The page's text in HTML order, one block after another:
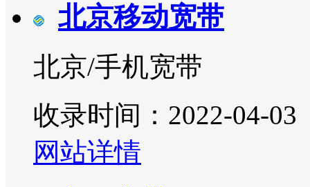
北京移动宽带
北京/手机宽带
收录时间：2022-04-03
网站详情